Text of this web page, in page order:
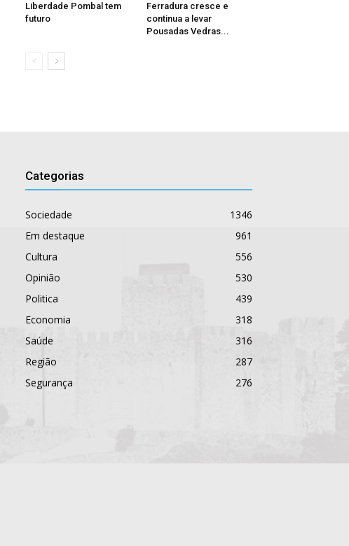
Liberdade Pombal tem
futuro
Ferradura cresce e
continua a levar
Pousadas Vedras...
Categorias
Sociedade
1346
Em destaque
961
Cultura
556
Opinião
530
Politica
439
Economia
318
Saúde
316
Região
287
Segurança
276